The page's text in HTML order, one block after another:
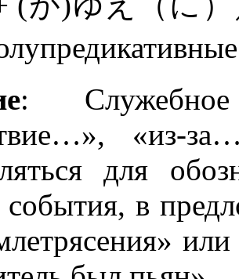
:
«из-
для
события, в